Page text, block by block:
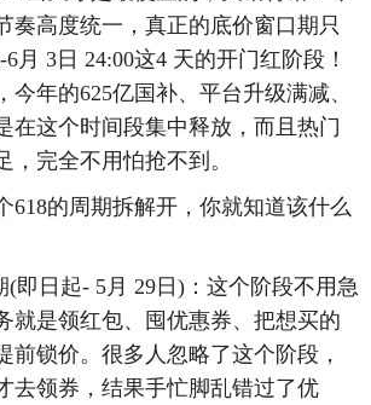
奏高度统一，真正的底价窗口期只
月 3日 24:00这4 天的开门红阶段！
今年的625亿国补、平台升级满减、
在这个时间段集中释放，而且热门
，完全不用怕抢不到。
的周期拆解开，你就知道该什么
日起- 5月 29日)：这个阶段不用急
就是领红包、囤优惠券、把想买的
前锁价。很多人忽略了这个阶段，
去领券，结果手忙脚乱错过了优